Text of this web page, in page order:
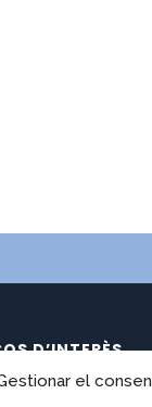
el
D’INTERÈS